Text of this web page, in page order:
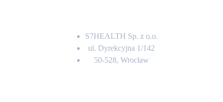
S7HEALTH Sp. z o.o.
ul. Dyrekcyjna 1/142
50-528, Wrocław